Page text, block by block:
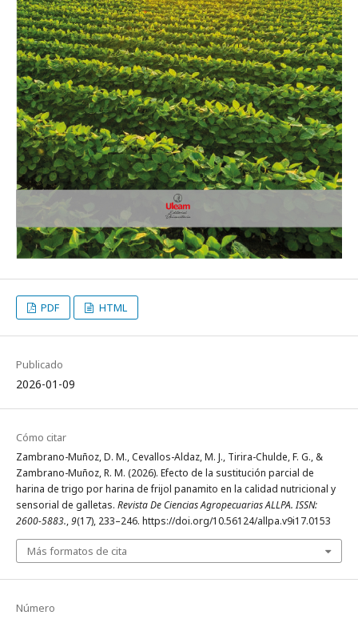
PDF HTML
Publicado
2026-01-09
Cómo citar
Zambrano-Muñoz, D. M., Cevallos-Aldaz, M. J., Tirira-Chulde, F. G., &
Zambrano-Muñoz, R. M. (2026). Efecto de la sustitución parcial de
harina de trigo por harina de frijol panamito en la calidad nutricional y
sensorial de galletas. Revista De Ciencias Agropecuarias ALLPA. ISSN:
2600-5883.,9(17), 233–246. https://doi.org/10.56124/allpa.v9i17.0153
Más formatos de cita
Número